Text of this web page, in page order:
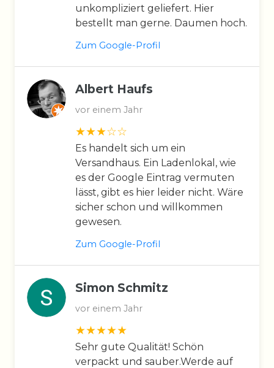
unkompliziert geliefert. Hier
bestellt man gerne. Daumen hoch.
Zum Google-Profil
Albert Haufs
vor einem Jahr
Es handelt sich um ein
Versandhaus. Ein Ladenlokal, wie
es der Google Eintrag vermuten
lässt, gibt es hier leider nicht. Wäre
sicher schon und willkommen
gewesen.
Zum Google-Profil
Simon Schmitz
vor einem Jahr
Sehr gute Qualität! Schön
verpackt und sauber.Werde auf